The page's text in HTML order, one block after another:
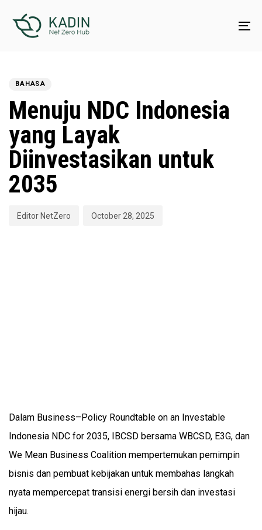
links
content
BAHASA
Menuju NDC Indonesia
yang Layak
Diinvestasikan untuk
2035
Editor NetZero October 28, 2025
Dalam Business–Policy Roundtable on an Investable
Indonesia NDC for 2035, IBCSD bersama WBCSD, E3G, dan
We Mean Business Coalition mempertemukan pemimpin
bisnis dan pembuat kebijakan untuk membahas langkah
nyata mempercepat transisi energi bersih dan investasi
hijau.